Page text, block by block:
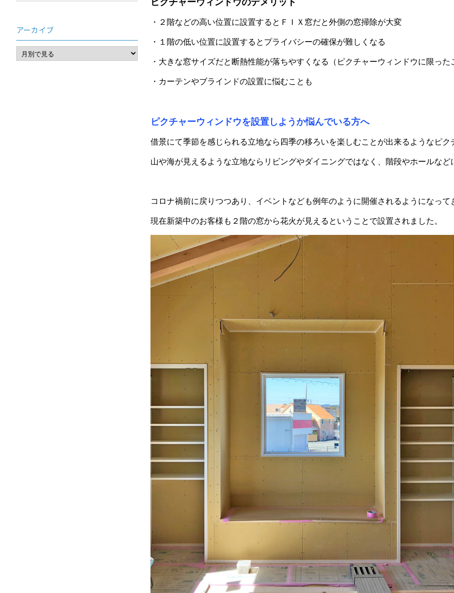
ピクチャーウィンドウのデメリット
・２階などの高い位置に設置するとＦＩＸ窓だと外側の窓掃除が大変
・１階の低い位置に設置するとプライバシーの確保が難しくなる
・大きな窓サイズだと断熱性能が落ちやすくなる（ピクチャーウィンドウに限った
・カーテンやブラインドの設置に悩むことも
ピクチャーウィンドウを設置しようか悩んでいる方へ
借景にて季節を感じられる立地なら四季の移ろいを楽しむことが出来るようなピク
山や海が見えるような立地ならリビングやダイニングではなく、階段やホールなど
コロナ禍前に戻りつつあり、イベントなども例年のように開催されるようになって
現在新築中のお客様も２階の窓から花火が見えるということで設置されました。
アーカイブ